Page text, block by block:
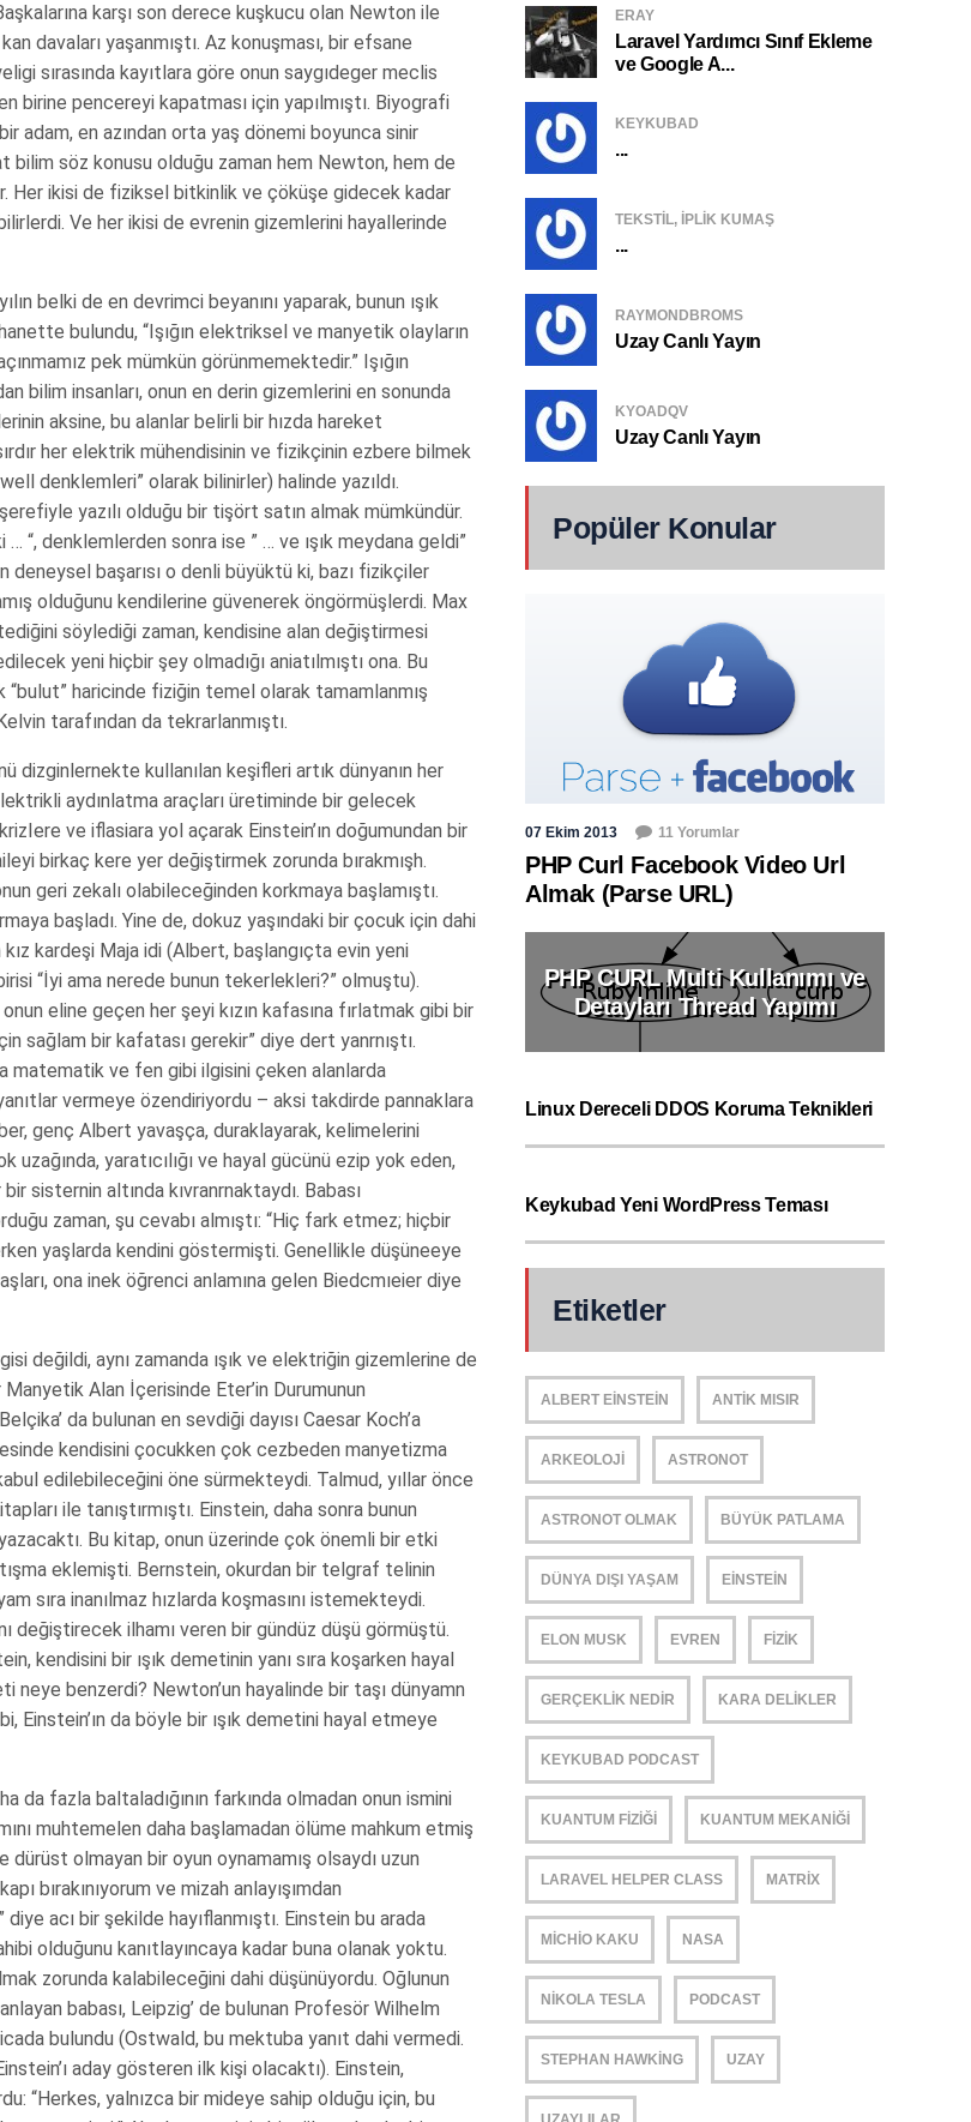
karşı son derece kuşkucu olan Newton ile
davaları yaşanmıştı. Az konuşması, bir efsane
sırasında kayıtlara göre onun saygıdeger meclis
pencereyi kapatması için yapılmıştı. Biyografi
adam, en azından orta yaş dönemi boyunca sinir
bilim söz konusu olduğu zaman hem Newton, hem de
Her ikisi de fiziksel bitkinlik ve çöküşe gidecek kadar
Ve her ikisi de evrenin gizemlerini hayallerinde
belki de en devrimci beyanını yaparak, bunun ışık
bulundu, “Işığın elektriksel ve manyetik olayların
pek mümkün görünmemektedir.” Işığın
bilim insanları, onun en derin gizemlerini en sonunda
aksine, bu alanlar belirli bir hızda hareket
her elektrik mühendisinin ve fizikçinin ezbere bilmek
denklemleri” olarak bilinirler) halinde yazıldı.
yazılı olduğu bir tişört satın almak mümkündür.
“, denklemlerden sonra ise ” … ve ışık meydana geldi”
deneysel başarısı o denli büyüktü ki, bazı fizikçiler
olduğunu kendilerine güvenerek öngörmüşlerdi. Max
söylediği zaman, kendisine alan değiştirmesi
yeni hiçbir şey olmadığı aniatılmıştı ona. Bu
haricinde fiziğin temel olarak tamamlanmış
tarafından da tekrarlanmıştı.
dizginlernekte kullanılan keşifleri artık dünyanın her
aydınlatma araçları üretiminde bir gelecek
ve iflasiara yol açarak Einstein’ın doğumundan bir
birkaç kere yer değiştirmek zorunda bırakmışh.
geri zekalı olabileceğinden korkmaya başlamıştı.
başladı. Yine de, dokuz yaşındaki bir çocuk için dahi
kardeşi Maja idi (Albert, başlangıçta evin yeni
“İyi ama nerede bunun tekerlekleri?” olmuştu).
eline geçen her şeyi kızın kafasına fırlatmak gibi bir
sağlam bir kafatası gerekir” diye dert yanrnıştı.
matematik ve fen gibi ilgisini çeken alanlarda
vermeye özendiriyordu – aksi takdirde pannaklara
genç Albert yavaşça, duraklayarak, kelimelerini
yaratıcılığı ve hayal gücünü ezip yok eden,
sisternin altında kıvranrnaktaydı. Babası
zaman, şu cevabı almıştı: “Hiç fark etmez; hiçbir
yaşlarda kendini göstermişti. Genellikle düşüneeye
ona inek öğrenci anlamına gelen Biedcmıeier diye
değildi, aynı zamanda ışık ve elektriğin gizemlerine de
Manyetik Alan İçerisinde Eter’in Durumunun
da bulunan en sevdiği dayısı Caesar Koch’a
kendisini çocukken çok cezbeden manyetizma
edilebileceğini öne sürmekteydi. Talmud, yıllar önce
ile tanıştırmıştı. Einstein, daha sonra bunun
Bu kitap, onun üzerinde çok önemli bir etki
eklemişti. Bernstein, okurdan bir telgraf telinin
sıra inanılmaz hızlarda koşmasını istemekteydi.
değiştirecek ilhamı veren bir gündüz düşü görmüştü.
kendisini bir ışık demetinin yanı sıra koşarken hayal
benzerdi? Newton’un hayalinde bir taşı dünyamn
Einstein’ın da böyle bir ışık demetini hayal etmeye
da fazla baltaladığının farkında olmadan onun ismini
muhtemelen daha başlamadan ölüme mahkum etmiş
dürüst olmayan bir oyun oynamamış olsaydı uzun
bırakınıyorum ve mizah anlayışımdan
acı bir şekilde hayıflanmıştı. Einstein bu arada
olduğunu kanıtlayıncaya kadar buna olanak yoktu.
zorunda kalabileceğini dahi düşünüyordu. Oğlunun
babası, Leipzig’ de bulunan Profesör Wilhelm
bulundu (Ostwald, bu mektuba yanıt dahi vermedi.
aday gösteren ilk kişi olacaktı). Einstein,
“Herkes, yalnızca bir mideye sahip olduğu için, bu
ERAY
Laravel Yardımcı Sınıf Ekleme
ve Google A...
KEYKUBAD
...
TEKSTIL, IPLIK KUMAŞ
...
RAYMONDBROMS
Uzay Canlı Yayın
KYOADQV
Uzay Canlı Yayın
Popüler Konular
07 Ekim 2013 11 Yorumlar
PHP Curl Facebook Video Url
Almak (Parse URL)
PHP CURL Multi Kullanımı ve
Detayları Thread Yapımı
Linux Dereceli DDOS Koruma Teknikleri
Keykubad Yeni WordPress Teması
Etiketler
ALBERT EINSTEIN ANTIK MISIR
ARKEOLOJI ASTRONOT
ASTRONOT OLMAK BÜYÜK PATLAMA
DÜNYA DIŞI YAŞAM EINSTEIN
ELON MUSK EVREN FIZIK
GERÇEKLIK NEDIR KARA DELIKLER
KEYKUBAD PODCAST
KUANTUM FIZIĞI KUANTUM MEKANIĞI
LARAVEL HELPER CLASS MATRIX
MICHIO KAKU NASA
NIKOLA TESLA PODCAST
STEPHAN HAWKING UZAY